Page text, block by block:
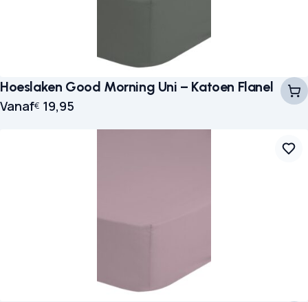
Hoeslaken Good Morning Uni – Katoen Flanel
Vanaf€ 19,95